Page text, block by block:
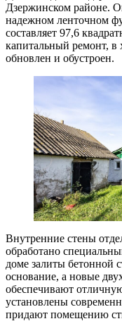
Дзержинском районе.
надежном ленточном
составляет 97,6
капитальный ремонт, в
обновлен и обустроен.
Внутренние стены
обработано
доме залиты бетонной
основание, а новые
обеспечивают
установлены
придают помещению